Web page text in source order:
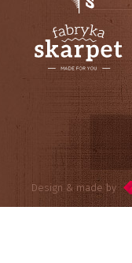
Design & made by